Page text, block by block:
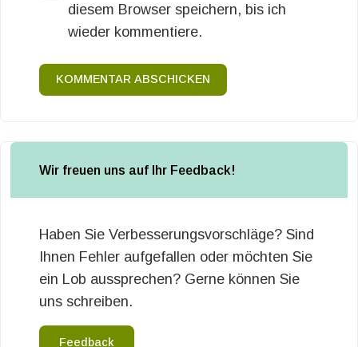
diesem Browser speichern, bis ich
wieder kommentiere.
KOMMENTAR ABSCHICKEN
Wir freuen uns auf Ihr Feedback!
Haben Sie Verbesserungsvorschläge? Sind
Ihnen Fehler aufgefallen oder möchten Sie
ein Lob aussprechen? Gerne können Sie
uns schreiben.
Feedback